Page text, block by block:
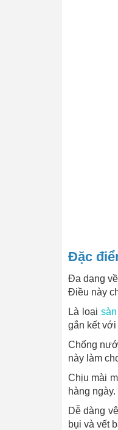
Đặc
Đa dạng
Điều này
Là loại
gắn kết với
Chống
này làm
Chịu mài
hàng
Dễ dàng
bụi và vết